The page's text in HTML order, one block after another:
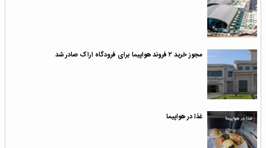
مجوز خرید ۲ فروند هواپیما برای فرودگاه اراک صادر شد
غذا در هواپیما